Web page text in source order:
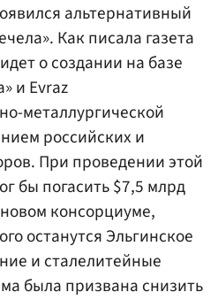
альтернативный
Как писала газета
о создании на базе
и Evraz
металлургической
российских и
При проведении этой
бы погасить $7,5 млрд
консорциуме,
останутся Эльгинское
и сталелитейные
была призвана снизить